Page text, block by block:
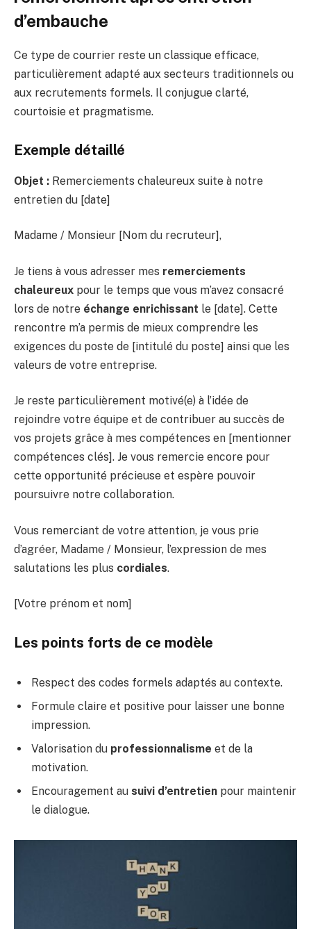
d’embauche
Ce type de courrier reste un classique efficace,
particulièrement adapté aux secteurs traditionnels ou
aux recrutements formels. Il conjugue clarté,
courtoisie et pragmatisme.
Exemple détaillé
Objet : Remerciements chaleureux suite à notre
entretien du [date]
Madame / Monsieur [Nom du recruteur],
Je tiens à vous adresser mes remerciements
chaleureux pour le temps que vous m’avez consacré
lors de notre échange enrichissant le [date]. Cette
rencontre m’a permis de mieux comprendre les
exigences du poste de [intitulé du poste] ainsi que les
valeurs de votre entreprise.
Je reste particulièrement motivé(e) à l’idée de
rejoindre votre équipe et de contribuer au succès de
vos projets grâce à mes compétences en [mentionner
compétences clés]. Je vous remercie encore pour
cette opportunité précieuse et espère pouvoir
poursuivre notre collaboration.
Vous remerciant de votre attention, je vous prie
d’agréer, Madame / Monsieur, l’expression de mes
salutations les plus cordiales.
[Votre prénom et nom]
Les points forts de ce modèle
Respect des codes formels adaptés au contexte.
Formule claire et positive pour laisser une bonne
impression.
Valorisation du professionnalisme et de la
motivation.
Encouragement au suivi d’entretien pour maintenir
le dialogue.